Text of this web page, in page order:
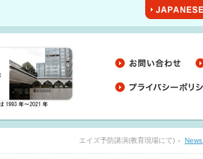
エイズ予防講演(教育現場にて)